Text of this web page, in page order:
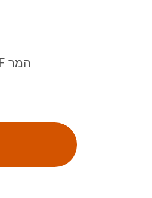
המר PDF ל-PowerPoint באופן מקוון במספר לחיצות.